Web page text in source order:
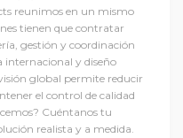
reunimos en un mismo
tienen que contratar
gestión y coordinación
internacional y diseño
global permite reducir
el control de calidad
Cuéntanos tu
realista y a medida.